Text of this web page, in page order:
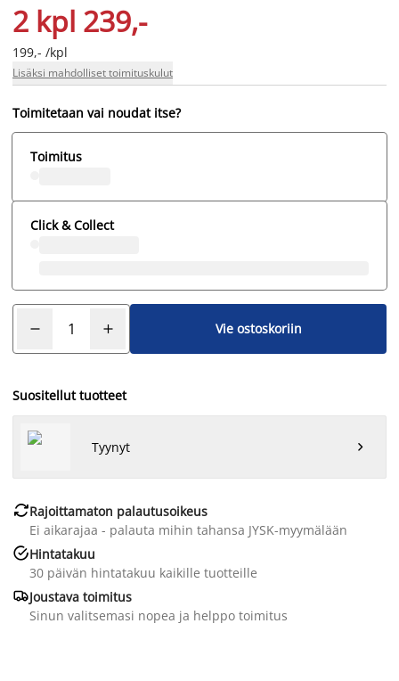
2 kpl 239,-
199,- /kpl
Lisäksi mahdolliset toimituskulut
Toimitetaan vai noudat itse?
Toimitus
Click & Collect
Vie ostoskoriin
Suositellut tuotteet
Tyynyt 
Rajoittamaton palautusoikeus
Ei aikarajaa - palauta mihin tahansa JYSK-myymälään
Hintatakuu
30 päivän hintatakuu kaikille tuotteille
Joustava toimitus
Sinun valitsemasi nopea ja helppo toimitus